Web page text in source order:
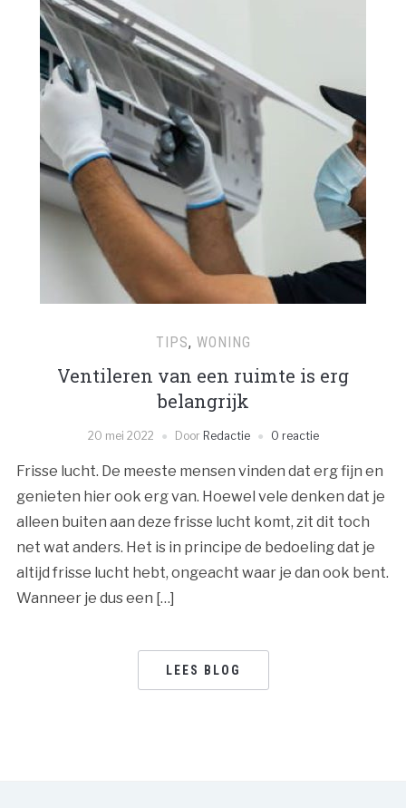
TIPS, WONING
Ventileren van een ruimte is erg
belangrijk
20 mei 2022 Door Redactie 0 reactie
Frisse lucht. De meeste mensen vinden dat erg fijn en
genieten hier ook erg van. Hoewel vele denken dat je
alleen buiten aan deze frisse lucht komt, zit dit toch
net wat anders. Het is in principe de bedoeling dat je
altijd frisse lucht hebt, ongeacht waar je dan ook bent.
Wanneer je dus een […]
LEES BLOG